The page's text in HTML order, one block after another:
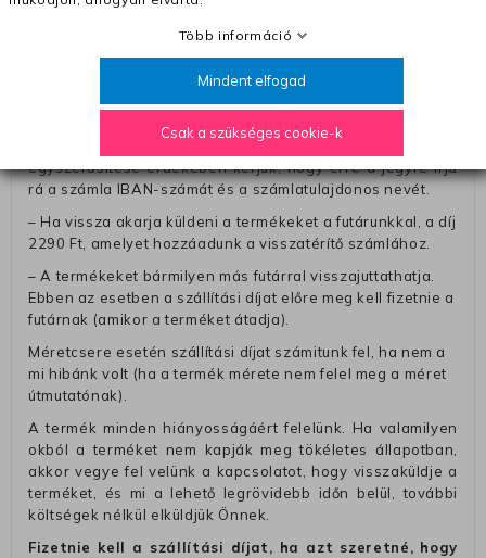
Öntől a terméket/termékeket, vagy más futárral is
elküldheti. Olyan utávéttel küldött csomagot, melyne
értéke eltér 0 FT-tól, nem fogadunk el. A futárnak átadott
csomagba kérjük, hogy a visszaküldés könnyebb
azonosítása érdekében tegyen egy megjegyzést, amelyre
felírja telefonszámát/rendelési számát. Az eljárás
egyszerűsítése érdekében kérjük, hogy erre a jegyre írja
rá a számla IBAN-számát és a számlatulajdonos nevét.
– Ha vissza akarja küldeni a termékeket a futárunkkal, a díj
2290 Ft, amelyet hozzáadunk a visszatérítő számlához.
– A termékeket bármilyen más futárral visszajuttathatja.
Ebben az esetben a szállítási díjat előre meg kell fizetnie a
futárnak (amikor a terméket átadja).
Méretcsere esetén szállítási díjat számitunk fel, ha nem a
mi hibánk volt (ha a termék mérete nem felel meg a méret
útmutatónak).
A termék minden hiányosságáért felelünk. Ha valamilyen
okból a terméket nem kapják meg tökéletes állapotban,
akkor vegye fel velünk a kapcsolatot, hogy visszaküldje a
terméket, és mi a lehető legrövidebb időn belül, további
költségek nélkül elküldjük Önnek.
Fizetnie kell a szállítási díjat, ha azt szeretné, hogy
Több információ
Mindent elfogad
Csak a szükséges cookie-k